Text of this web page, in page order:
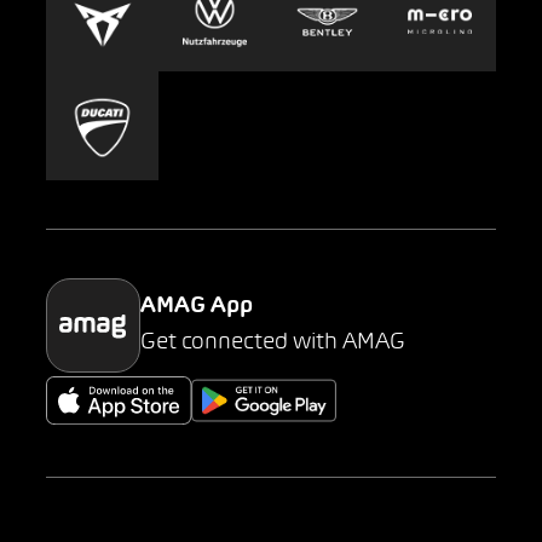
Carsharing
Mobility-as-a-Service
Parking
AMAG App
Get connected with AMAG